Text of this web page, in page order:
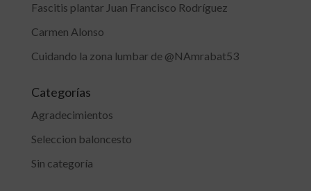
Fascitis plantar Juan Francisco Rodríguez
Carmen Alonso
Cuidando la zona lumbar de @NAmrabat53
Categorías
Agradecimientos
Seleccion baloncesto
Sin categoría